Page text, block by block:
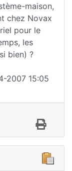
maison,
chez Novax
pour le
les
bien) ?
2007 15:05